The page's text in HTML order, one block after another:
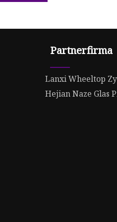
Partnerfirma
Lanxi Wheeltop
Hejian Naze Glas